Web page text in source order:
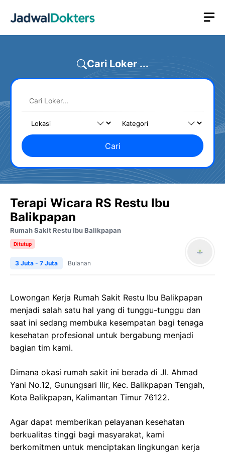
Cari Loker ...
Cari
Terapi Wicara RS Restu Ibu
Balikpapan
Rumah Sakit Restu Ibu Balikpapan
Ditutup
3 Juta - 7 Juta Bulanan
Lowongan Kerja Rumah Sakit Restu Ibu Balikpapan
menjadi salah satu hal yang di tunggu-tunggu dan
saat ini sedang membuka kesempatan bagi tenaga
kesehatan profesional untuk bergabung menjadi
bagian tim kami.
Dimana okasi rumah sakit ini berada di Jl. Ahmad
Yani No.12, Gunungsari Ilir, Kec. Balikpapan Tengah,
Kota Balikpapan, Kalimantan Timur 76122.
Agar dapat memberikan pelayanan kesehatan
berkualitas tinggi bagi masyarakat, kami
berkomitmen untuk menciptakan lingkungan kerja